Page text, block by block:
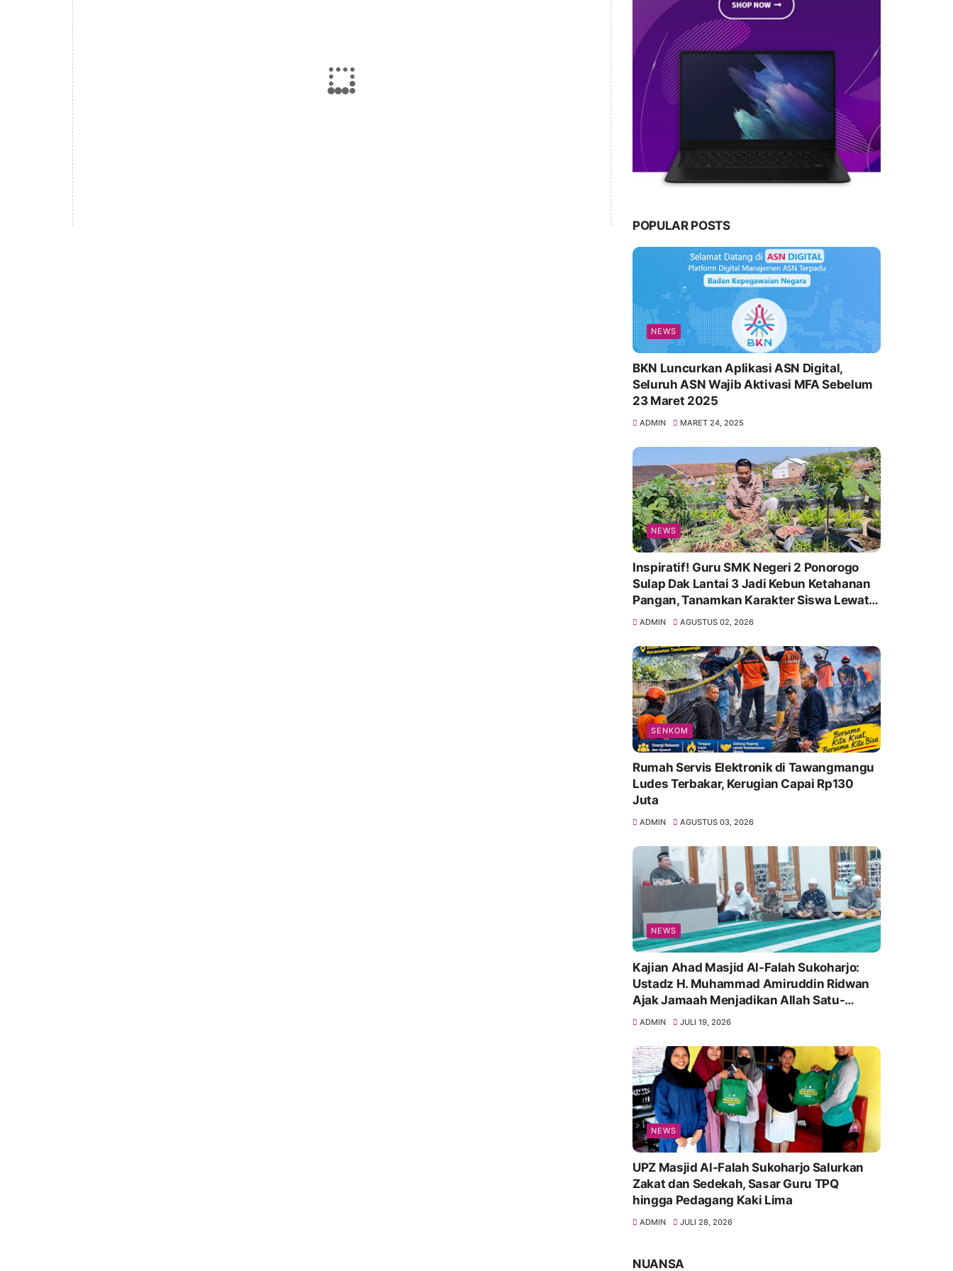
POPULAR POSTS
NEWS
BKN Luncurkan Aplikasi ASN Digital,
Seluruh ASN Wajib Aktivasi MFA Sebelum
23 Maret 2025
ADMIN MARET 24, 2025
NEWS
Inspiratif! Guru SMK Negeri 2 Ponorogo
Sulap Dak Lantai 3 Jadi Kebun Ketahanan
Pangan, Tanamkan Karakter Siswa Lewat
Aksi Nyata
ADMIN AGUSTUS 02, 2026
SENKOM
Rumah Servis Elektronik di Tawangmangu
Ludes Terbakar, Kerugian Capai Rp130
Juta
ADMIN AGUSTUS 03, 2026
NEWS
Kajian Ahad Masjid Al-Falah Sukoharjo:
Ustadz H. Muhammad Amiruddin Ridwan
Ajak Jamaah Menjadikan Allah Satu-
Satunya Tempat Bergantung
ADMIN JULI 19, 2026
NEWS
UPZ Masjid Al-Falah Sukoharjo Salurkan
Zakat dan Sedekah, Sasar Guru TPQ
hingga Pedagang Kaki Lima
ADMIN JULI 28, 2026
NUANSA